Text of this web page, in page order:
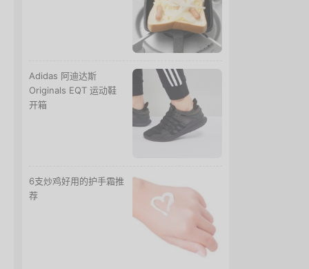
Adidas 阿迪达斯
Originals EQT 运动鞋
开箱
6支炒鸡好用的护手霜推
荐